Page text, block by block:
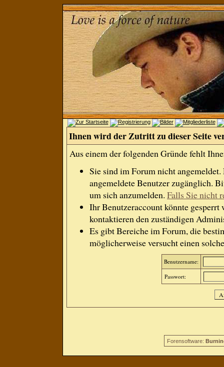
Ihnen wird der Zutritt zu dieser Seite
Aus einem der folgenden Gründe fehlt
Sie sind im Forum nicht
angemeldete Benutzer zugänglich.
um sich anzumelden. Falls Sie nicht
Ihr Benutzeraccount könnte gesperrt
kontaktieren den zuständigen
Es gibt Bereiche im Forum, die
möglicherweise versucht einen
Benutzername:
Passwort:
Forensoftware: